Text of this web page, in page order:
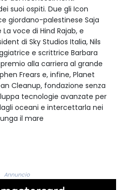
suoi ospiti. Due gli Icon
giordano-palestinese Saja
voce di Hind Rajab, e
di Sky Studios Italia, Nils
e scrittrice Barbara
alla carriera al grande
Frears e, infine, Planet
Cleanup, fondazione senza
tecnologie avanzate per
oceani e intercettarla nei
il mare
Annuncio